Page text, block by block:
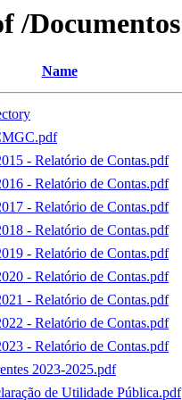
/Documentos
Name
- Relatório de Contas.pdf
- Relatório de Contas.pdf
- Relatório de Contas.pdf
- Relatório de Contas.pdf
- Relatório de Contas.pdf
- Relatório de Contas.pdf
- Relatório de Contas.pdf
- Relatório de Contas.pdf
- Relatório de Contas.pdf
2023-2025.pdf
de Utilidade Pública.pdf